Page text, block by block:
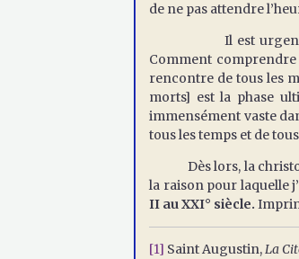
de ne pas attendre
Il est urgent de
Comment
rencontre de tous les
morts] est la phase
immensément vaste
tous les temps et de
Dès lors, la
la raison pour laquelle
II au XXI° siècle.
[1] Saint Augustin,La